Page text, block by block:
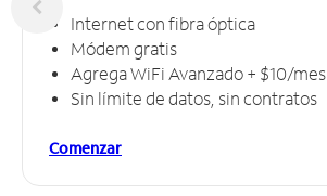
Internet con fibra óptica
Módem gratis
Agrega WiFi Avanzado + $10/mes
Sin límite de datos, sin contratos
Comenzar